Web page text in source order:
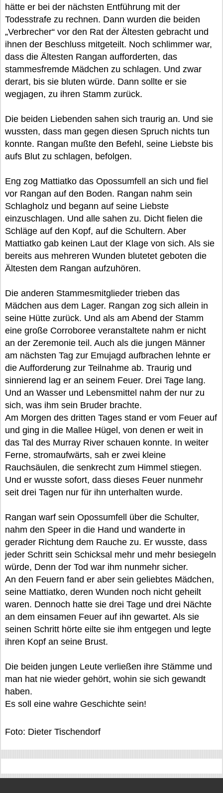
hätte er bei der nächsten Entführung mit der
Todesstrafe zu rechnen. Dann wurden die beiden
„Verbrecher“ vor den Rat der Ältesten gebracht und
ihnen der Beschluss mitgeteilt. Noch schlimmer war,
dass die Ältesten Rangan aufforderten, das
stammesfremde Mädchen zu schlagen. Und zwar
derart, bis sie bluten würde. Dann sollte er sie
wegjagen, zu ihren Stamm zurück.
Die beiden Liebenden sahen sich traurig an. Und sie
wussten, dass man gegen diesen Spruch nichts tun
konnte. Rangan mußte den Befehl, seine Liebste bis
aufs Blut zu schlagen, befolgen.
Eng zog Mattiatko das Opossumfell an sich und fiel
vor Rangan auf den Boden. Rangan nahm sein
Schlagholz und begann auf seine Liebste
einzuschlagen. Und alle sahen zu. Dicht fielen die
Schläge auf den Kopf, auf die Schultern. Aber
Mattiatko gab keinen Laut der Klage von sich. Als sie
bereits aus mehreren Wunden blutetet geboten die
Ältesten dem Rangan aufzuhören.
Die anderen Stammesmitglieder trieben das
Mädchen aus dem Lager. Rangan zog sich allein in
seine Hütte zurück. Und als am Abend der Stamm
eine große Corroboree veranstaltete nahm er nicht
an der Zeremonie teil. Auch als die jungen Männer
am nächsten Tag zur Emujagd aufbrachen lehnte er
die Aufforderung zur Teilnahme ab. Traurig und
sinnierend lag er an seinem Feuer. Drei Tage lang.
Und an Wasser und Lebensmittel nahm der nur zu
sich, was ihm sein Bruder brachte.
Am Morgen des dritten Tages stand er vom Feuer auf
und ging in die Mallee Hügel, von denen er weit in
das Tal des Murray River schauen konnte. In weiter
Ferne, stromaufwärts, sah er zwei kleine
Rauchsäulen, die senkrecht zum Himmel stiegen.
Und er wusste sofort, dass dieses Feuer nunmehr
seit drei Tagen nur für ihn unterhalten wurde.
Rangan warf sein Opossumfell über die Schulter,
nahm den Speer in die Hand und wanderte in
gerader Richtung dem Rauche zu. Er wusste, dass
jeder Schritt sein Schicksal mehr und mehr besiegeln
würde, Denn der Tod war ihm nunmehr sicher.
An den Feuern fand er aber sein geliebtes Mädchen,
seine Mattiatko, deren Wunden noch nicht geheilt
waren. Dennoch hatte sie drei Tage und drei Nächte
an dem einsamen Feuer auf ihn gewartet. Als sie
seinen Schritt hörte eilte sie ihm entgegen und legte
ihren Kopf an seine Brust.
Die beiden jungen Leute verließen ihre Stämme und
man hat nie wieder gehört, wohin sie sich gewandt
haben.
Es soll eine wahre Geschichte sein!
Foto: Dieter Tischendorf